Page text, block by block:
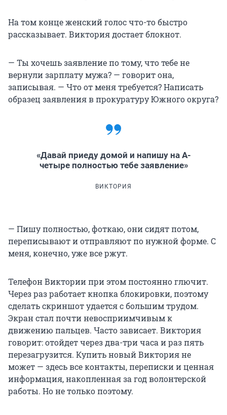
На том конце женский голос что-то быстро
рассказывает. Виктория достает блокнот.
— Ты хочешь заявление по тому, что тебе не
вернули зарплату мужа? — говорит она,
записывая. — Что от меня требуется? Написать
образец заявления в прокуратуру Южного округа?
«Давай приеду домой и напишу на А-
четыре полностью тебе заявление»
ВИКТОРИЯ
— Пишу полностью, фоткаю, они сидят потом,
переписывают и отправляют по нужной форме. С
меня, конечно, уже все ржут.
Телефон Виктории при этом постоянно глючит.
Через раз работает кнопка блокировки, поэтому
сделать скриншот удается с большим трудом.
Экран стал почти невосприимчивым к
движению пальцев. Часто зависает. Виктория
говорит: отойдет через два-три часа и раз пять
перезагрузится. Купить новый Виктория не
может — здесь все контакты, переписки и ценная
информация, накопленная за год волонтерской
работы. Но не только поэтому.